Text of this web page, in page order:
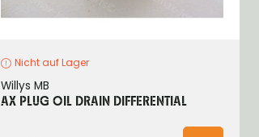
Nicht auf Lager
Willys MB
AX PLUG OIL DRAIN DIFFERENTIAL